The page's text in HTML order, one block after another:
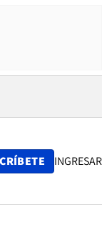
INGRESAR